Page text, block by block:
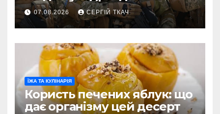
07.08.2026 СЕРГІЙ ТКАЧ
ЇЖА ТА КУЛІНАРІЯ
Користь печених яблук: що
дає організму цей десерт